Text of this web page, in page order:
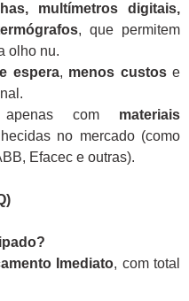
multímetros digitais,
, que permitem
olho nu.
espera, menos custose
apenas com materiais
no mercado (como
Efacec e outras).
Imediato, com total